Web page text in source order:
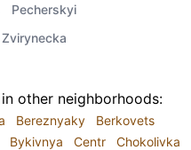
Pecherskyi
other neighborhoods:
Bereznyaky
Berkovets
Bykivnya Centr
Chokolivka